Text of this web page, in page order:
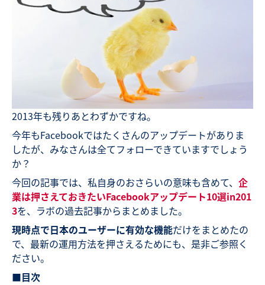
2013年も残りあとわずかですね。
今年もFacebookではたくさんのアップデートがありま
したが、みなさんは全てフォローできていますでしょう
か？
今回の記事では、私自身のおさらいの意味も含めて、 企
業は押さえておきたいFacebookアップデート10選in201
3を、ラボの過去記事からまとめました。
現時点で日本のユーザーに有効な機能だけをまとめたの
で、最新の運用方法を押さえるためにも、是非ご参照く
ださい。
■目次